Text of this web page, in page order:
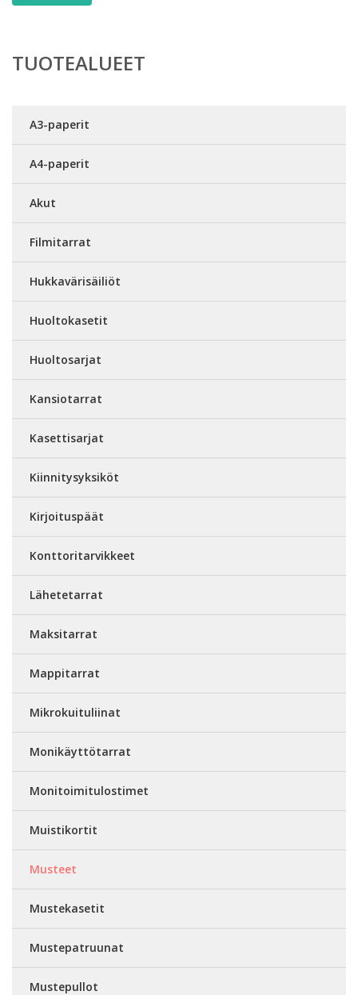
TUOTEALUEET
A3-paperit
A4-paperit
Akut
Filmitarrat
Hukkavärisäiliöt
Huoltokasetit
Huoltosarjat
Kansiotarrat
Kasettisarjat
Kiinnitysyksiköt
Kirjoituspäät
Konttoritarvikkeet
Lähetetarrat
Maksitarrat
Mappitarrat
Mikrokuituliinat
Monikäyttötarrat
Monitoimitulostimet
Muistikortit
Musteet
Mustekasetit
Mustepatruunat
Mustepullot